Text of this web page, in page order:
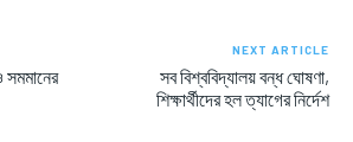
NEXT ARTICLE
সব বিশ্ববিদ্যালয় বন্ধ ঘোষণা,
শিক্ষার্থীদের হল ত্যাগের নির্দেশ